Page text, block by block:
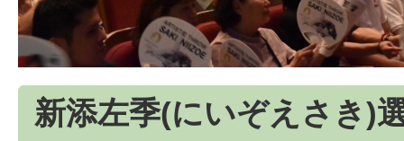
新添左季(にいぞえさき)